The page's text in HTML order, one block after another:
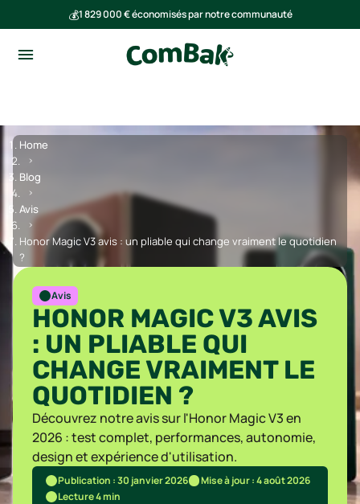
💰1 829 000 € économisés par notre communauté
Home
Blog
Avis
Honor Magic V3 avis : un pliable qui change vraiment le quotidien
?
Avis
HONOR MAGIC V3 AVIS
: UN PLIABLE QUI
CHANGE VRAIMENT LE
QUOTIDIEN ?
Découvrez notre avis sur l'Honor Magic V3 en
2026 : test complet, performances, autonomie,
design et expérience d'utilisation.
Publication : 30 janvier 2026
Mise à jour : 4 août 2026
Lecture 4 min